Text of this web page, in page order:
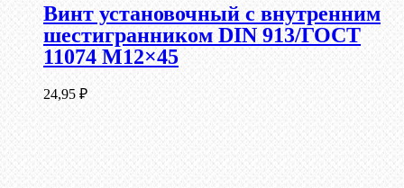
Винт установочный с внутренним
шестигранником DIN 913/ГОСТ
11074 М12×45
24,95 ₽